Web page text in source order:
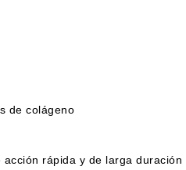
de colágeno
rápida y de larga duración